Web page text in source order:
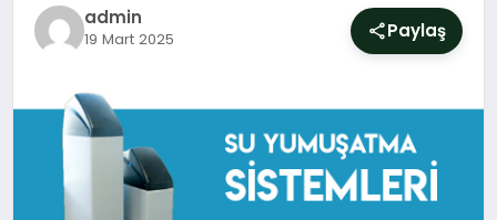
SIYASET
DÜNYA
SAĞLIK
admin
19 Mart 2025 Paylaş